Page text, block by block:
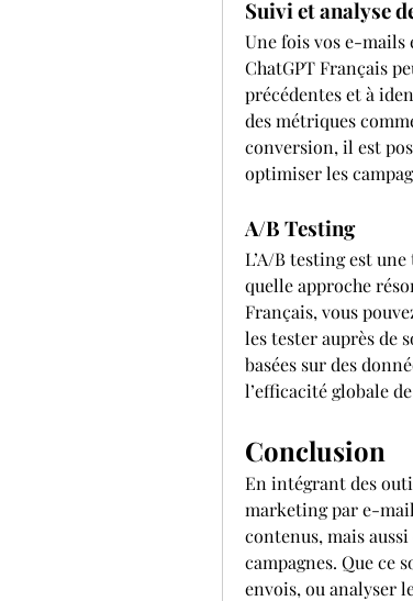
Suivi et analyse
Une fois vos e-mails
ChatGPT Français
précédentes et à
des métriques
conversion, il est
optimiser les
A/B Testing
L’A/B testing est
quelle approche
Français, vous
les tester auprès de
basées sur des
l’efficacité globale
Conclusion
En intégrant des
marketing par e-
contenus, mais
campagnes. Que ce
envois, ou analyser